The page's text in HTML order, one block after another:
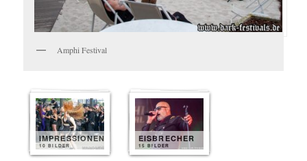
Amphi Festival
IMPRESSIONEN
10 BILDER
EISBRECHER
15 BILDER